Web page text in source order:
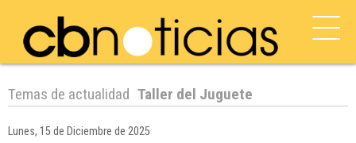
Temas de actualidad Taller del Juguete
Lunes, 15 de Diciembre de 2025